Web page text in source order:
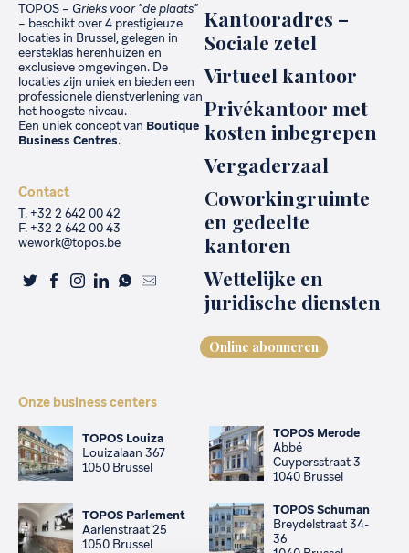
TOPOS – Grieks voor "de plaats"
– beschikt over 4 prestigieuze
locaties in Brussel, gelegen in
eersteklas herenhuizen en
exclusieve omgevingen. De
locaties zijn uniek en bieden een
professionele dienstverlening van
het hoogste niveau.
Een uniek concept van Boutique
Business Centres.
Contact
T. +32 2 642 00 42
F. +32 2 642 00 43
wework@topos.be
Kantooradres –
Sociale zetel
Virtueel kantoor
Privékantoor met
kosten inbegrepen
Vergaderzaal
Coworkingruimte
en gedeelte
kantoren
Wettelijke en
juridische diensten
Online abonneren
Onze business centers
TOPOS Louiza
Louizalaan 367
1050 Brussel
TOPOS Merode
Abbé
Cuypersstraat 3
1040 Brussel
TOPOS Parlement
Aarlenstraat 25
1050 Brussel
TOPOS Schuman
Breydelstraat 34-
36